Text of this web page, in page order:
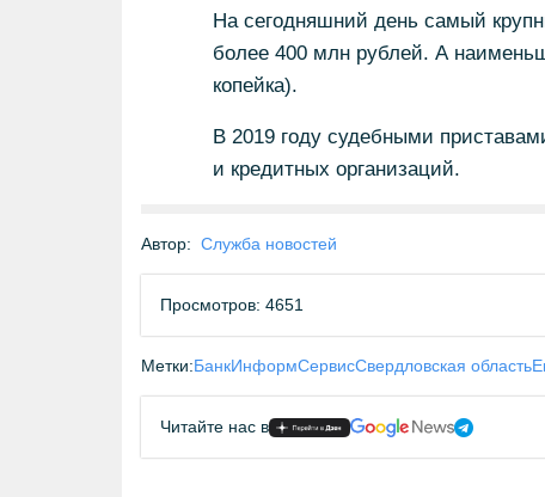
На сегодняшний день самый
более 400 млн рублей. А
копейка).
В 2019 году судебными
и кредитных организаций.
Автор: Служба новостей
Просмотров: 4651
Метки:БанкИнформСервисСвердловская область
Читайте нас в